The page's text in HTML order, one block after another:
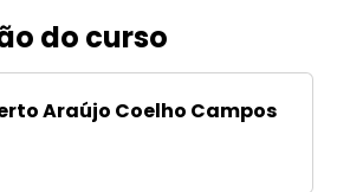
do curso
Araújo Coelho Campos